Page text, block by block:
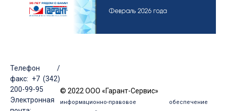
Телефон /
факс: +7 (342)
200-99-95
Электронная
© 2022 ООО «Гарант-Сервис»
информационно-правовое обеспечение